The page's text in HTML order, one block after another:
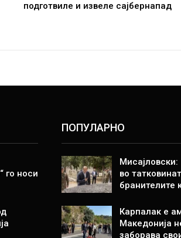
подготвиле и извеле сајбернапад
го носи
ПОПУЛАРНО
во
бранителите
Карпалак е
Македонија
заборава